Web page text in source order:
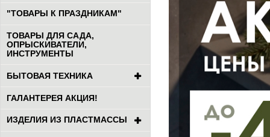
"ТОВАРЫ К ПРАЗДНИКАМ"
ТОВАРЫ ДЛЯ САДА,
ОПРЫСКИВАТЕЛИ,
ИНСТРУМЕНТЫ
БЫТОВАЯ ТЕХНИКА
ГАЛАНТЕРЕЯ АКЦИЯ!
ИЗДЕЛИЯ ИЗ ПЛАСТМАССЫ